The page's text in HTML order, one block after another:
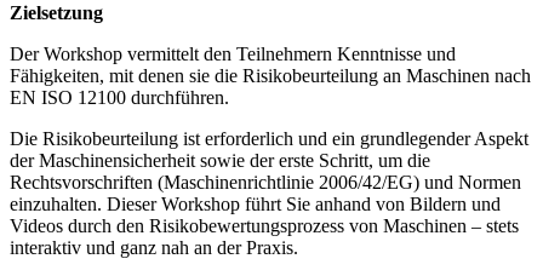
Zielsetzung
Der Workshop vermittelt den Teilnehmern Kenntnisse und
Fähigkeiten, mit denen sie die Risikobeurteilung an Maschinen nach
EN ISO 12100 durchführen.
Die Risikobeurteilung ist erforderlich und ein grundlegender Aspekt
der Maschinensicherheit sowie der erste Schritt, um die
Rechtsvorschriften (Maschinenrichtlinie 2006/42/EG) und Normen
einzuhalten. Dieser Workshop führt Sie anhand von Bildern und
Videos durch den Risikobewertungsprozess von Maschinen – stets
interaktiv und ganz nah an der Praxis.